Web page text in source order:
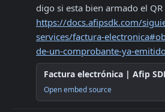
https://docs.afipsdk.com/
services/factura-
de-un-comprobante-ya-
Factura electrónica | Afip
Open embed source